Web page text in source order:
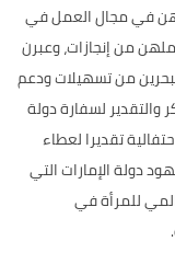
في مجال العمل في
من إنجازات، وعبرن
من تسهيلات ودعم
لسفارة دولة
تقديرا لعطاء
دولة الإمارات التي
للمرأة في